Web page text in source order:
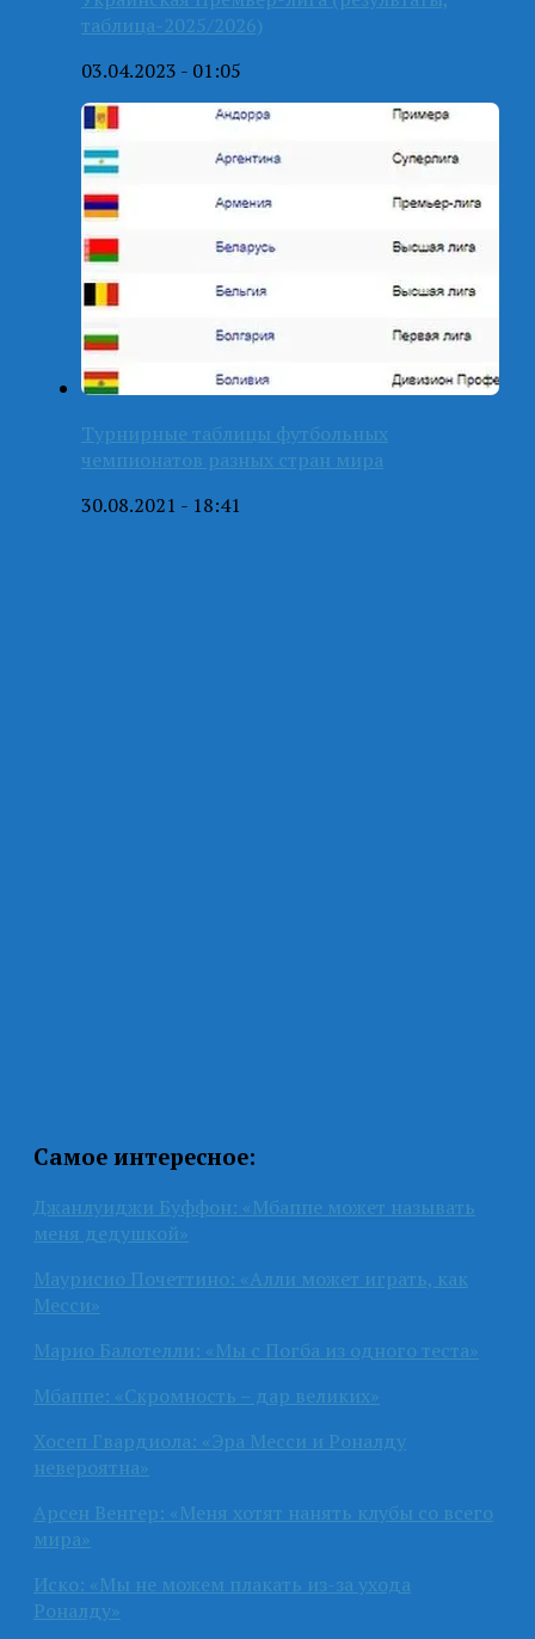
таблица-2025/2026)
03.04.2023 - 01:05
Турнирные таблицы футбольных
чемпионатов разных стран мира
30.08.2021 - 18:41
Самое интересное:
Джанлуиджи Буффон: «Мбаппе может называть
меня дедушкой»
Маурисио Почеттино: «Алли может играть, как
Месси»
Марио Балотелли: «Мы с Погба из одного теста»
Мбаппе: «Скромность – дар великих»
Хосеп Гвардиола: «Эра Месси и Роналду
невероятна»
Арсен Венгер: «Меня хотят нанять клубы со всего
мира»
Иско: «Мы не можем плакать из-за ухода
Роналду»